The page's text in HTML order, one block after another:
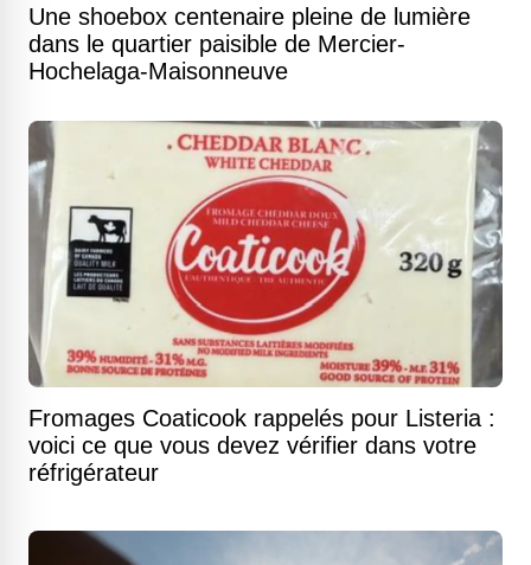
Une shoebox centenaire pleine de lumière
dans le quartier paisible de Mercier-
Hochelaga-Maisonneuve
Fromages Coaticook rappelés pour Listeria :
voici ce que vous devez vérifier dans votre
réfrigérateur